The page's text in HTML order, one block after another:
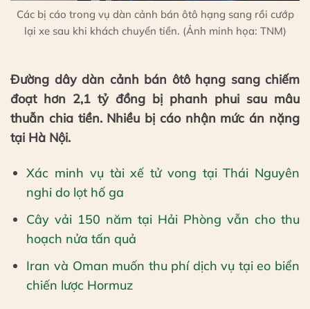
Các bị cáo trong vụ dàn cảnh bán ôtô hạng sang rồi cướp
lại xe sau khi khách chuyển tiền. (Ảnh minh họa: TNM)
Đường dây dàn cảnh bán ôtô hạng sang chiếm
đoạt hơn 2,1 tỷ đồng bị phanh phui sau mâu
thuẫn chia tiền. Nhiều bị cáo nhận mức án nặng
tại Hà Nội.
Xác minh vụ tài xế tử vong tại Thái Nguyên
nghi do lọt hố ga
Cây vải 150 năm tại Hải Phòng vẫn cho thu
hoạch nửa tấn quả
Iran và Oman muốn thu phí dịch vụ tại eo biển
chiến lược Hormuz